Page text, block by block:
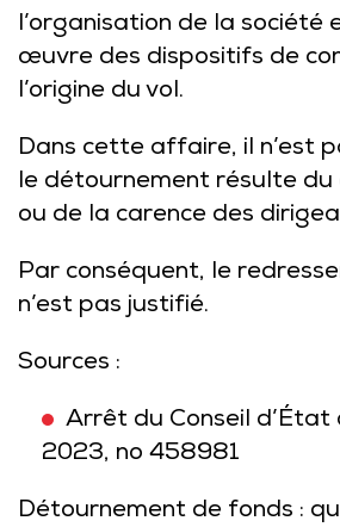
l’organisation de la société
œuvre des dispositifs de
l’origine du vol.
Dans cette affaire, il n’est
le détournement résulte
ou de la carence des
Par conséquent, le
n’est pas justifié.
Sources :
Arrêt du Conseil
2023, no 458981
Détournement de fonds :